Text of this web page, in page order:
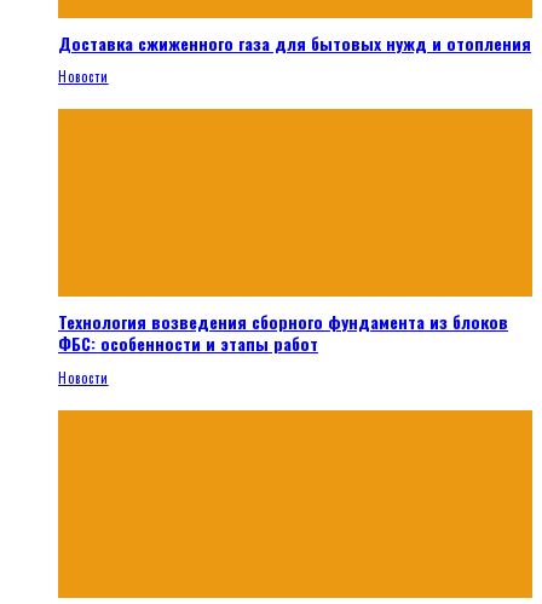
Доставка сжиженного газа для бытовых нужд и отопления
Новости
Технология возведения сборного фундамента из блоков
ФБС: особенности и этапы работ
Новости